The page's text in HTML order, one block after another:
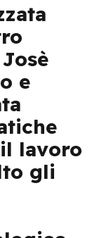
e
lavoro
gli